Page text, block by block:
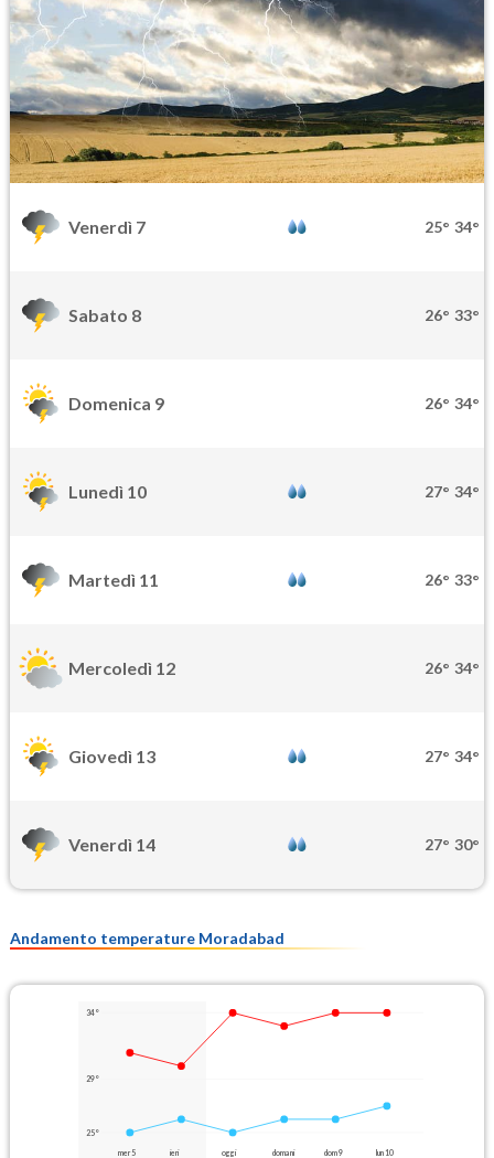
Venerdì 7 25° 34°
Sabato 8 26° 33°
Domenica 9 26° 34°
Lunedì 10 27° 34°
Martedì 11 26° 33°
Mercoledì 12 26° 34°
Giovedì 13 27° 34°
Venerdì 14 27° 30°
Andamento temperature Moradabad
34°
29°
25°
mer 5 ieri oggi domani dom 9 lun 10